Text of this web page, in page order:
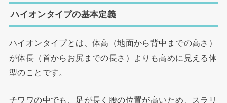
ハイオンタイプの基本定義
ハイオンタイプとは、体高（地面から背中までの高さ）
が体長（首からお尻までの長さ）よりも高めに見える体
型のことです。
チワワの中でも、足が長く腰の位置が高いため、スラリ